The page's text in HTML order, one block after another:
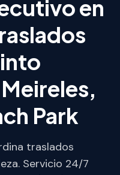
en
Park
traslados
Servicio 24/7